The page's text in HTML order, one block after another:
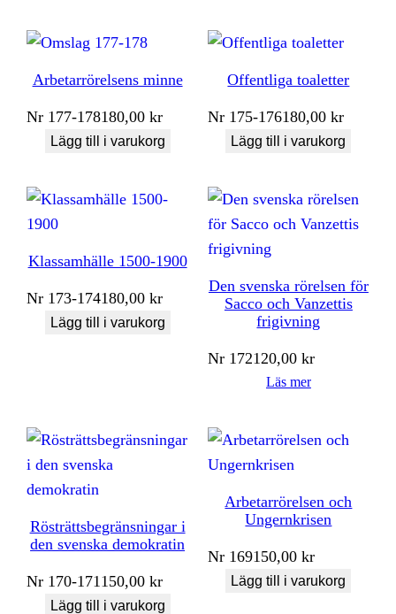
Arbetarrörelsens minne
Nr 177-178180,00kr
Lägg till i varukorg
Offentliga toaletter
Nr 175-176180,00kr
Lägg till i varukorg
Klassamhälle 1500-1900
Nr 173-174180,00kr
Lägg till i varukorg
Den svenska rörelsen för
Sacco och Vanzettis
frigivning
Nr 172120,00kr
Läs mer
Rösträttsbegränsningar i
den svenska demokratin
Nr 170-171 150,00kr
Lägg till i varukorg
Arbetarrörelsen och
Ungernkrisen
Nr 169150,00kr
Lägg till i varukorg